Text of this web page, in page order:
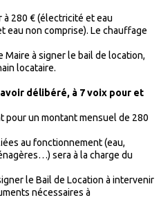
280 € (électricité et eau
eau non comprise). Le chauffage
Maire à signer le bail de location,
locataire.
délibéré, à 7 voix pour et
pour un montant mensuel de 280
au fonctionnement (eau,
sera à la charge du
le Bail de Location à intervenir
nécessaires à